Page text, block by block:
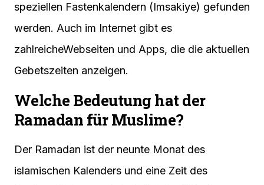
speziellen Fastenkalendern (Imsakiye) gefunden
werden. Auch im Internet gibt es
zahlreicheWebseiten und Apps, die die aktuellen
Gebetszeiten anzeigen.
Welche Bedeutung hat der
Ramadan für Muslime?
Der Ramadan ist der neunte Monat des
islamischen Kalenders und eine Zeit des